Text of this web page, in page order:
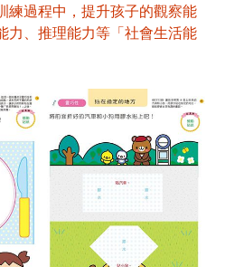
練過程中，提升孩子的觀察能
力、推理能力等「社會生活能